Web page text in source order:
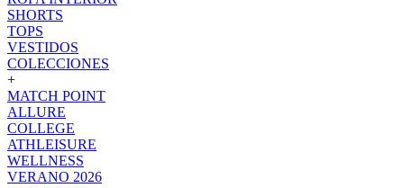
SHORTS
TOPS
VESTIDOS
COLECCIONES
+
MATCH POINT
ALLURE
COLLEGE
ATHLEISURE
WELLNESS
VERANO 2026